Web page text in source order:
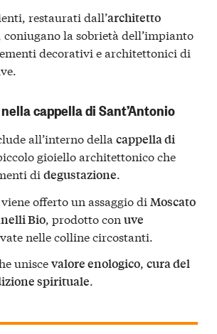
restaurati dall’architetto
coniugano la sobrietà dell’impianto
decorativi e architettonici di
cappella di Sant’Antonio
all’interno della cappella di
gioiello architettonico che
di degustazione.
offerto un assaggio di Moscato
Bio, prodotto con uve
nelle colline circostanti.
uniscevalore enologico, cura del
spirituale.